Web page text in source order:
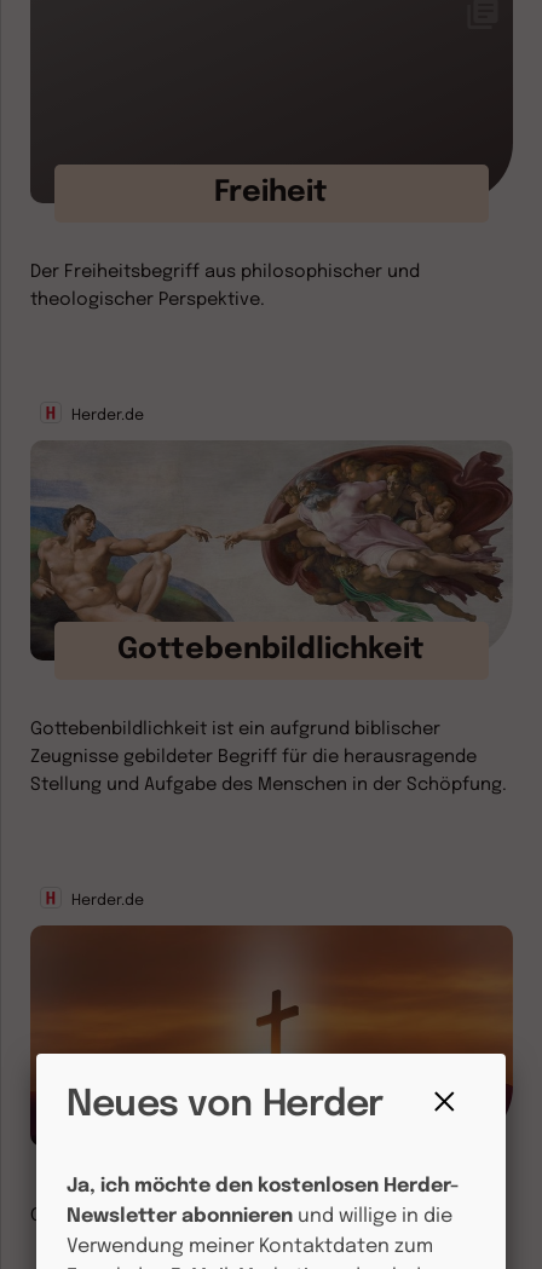
Freiheit
Der Freiheitsbegriff aus philosophischer und
theologischer Perspektive.
Herder.de
Gottebenbildlichkeit
Gottebenbildlichkeit ist ein aufgrund biblischer
Zeugnisse gebildeter Begriff für die herausragende
Stellung und Aufgabe des Menschen in der Schöpfung.
Herder.de
Gottesbeweise führen sogenannte Vernunftbeweise.
Neues von Herder
Ja, ich möchte den kostenlosen Herder-
Newsletter abonnieren und willige in die
Verwendung meiner Kontaktdaten zum